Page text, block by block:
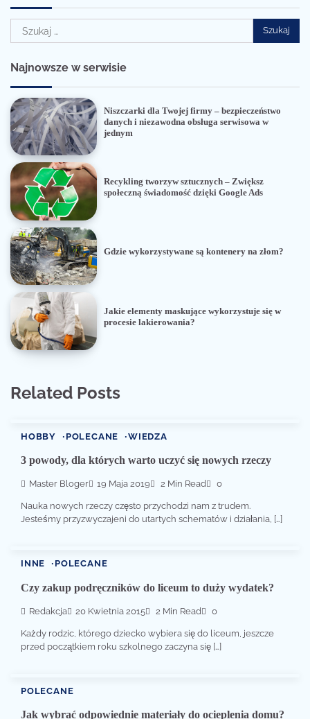
Szukaj:
Najnowsze w serwisie
Niszczarki dla Twojej firmy – bezpieczeństwo
danych i niezawodna obsługa serwisowa w
jednym
Recykling tworzyw sztucznych – Zwiększ
społeczną świadomość dzięki Google Ads
Gdzie wykorzystywane są kontenery na złom?
Jakie elementy maskujące wykorzystuje się w
procesie lakierowania?
Related Posts
HOBBY POLECANE WIEDZA
3 powody, dla których warto uczyć się nowych rzeczy
Master Bloger 19 Maja 2019 2 Min Read 0
Nauka nowych rzeczy często przychodzi nam z trudem.
Jesteśmy przyzwyczajeni do utartych schematów i działania, […]
INNE POLECANE
Czy zakup podręczników do liceum to duży wydatek?
Redakcja 20 Kwietnia 2015 2 Min Read 0
Każdy rodzic, którego dziecko wybiera się do liceum, jeszcze
przed początkiem roku szkolnego zaczyna się […]
POLECANE
Jak wybrać odpowiednie materiały do ocieplenia domu?